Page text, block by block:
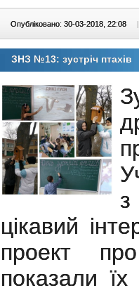
Опубліковано: 30-03-2018, 22:08 |
ЗНЗ №13: зустріч птахів
з
цікавий
проект
показали